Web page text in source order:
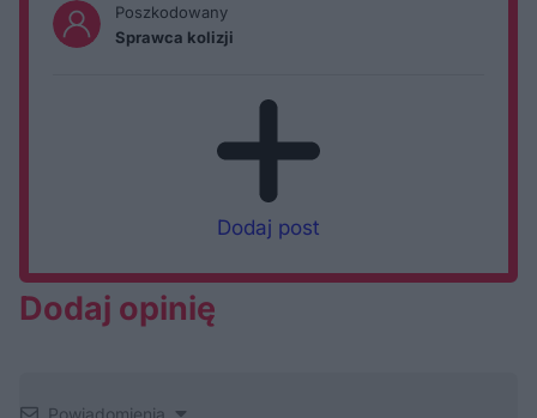
Poszkodowany
Sprawca kolizji
Dodaj post
Dodaj opinię
Powiadomienia